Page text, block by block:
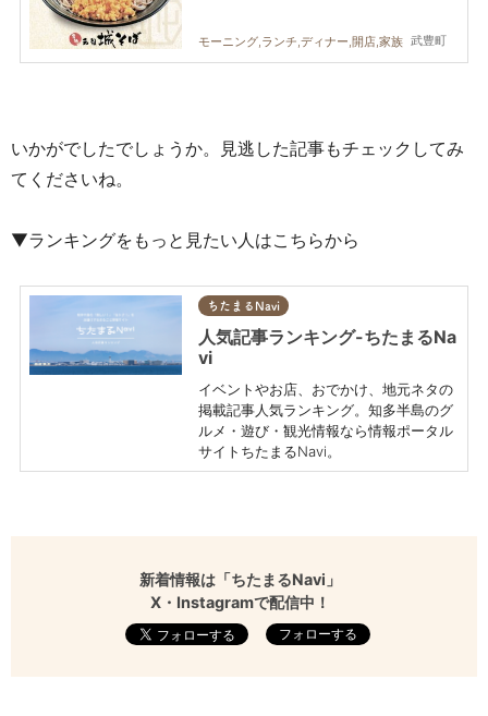
武豊町
モーニング,ランチ,ディナー,開店,家族
いかがでしたでしょうか。見逃した記事もチェックしてみ
てくださいね。
▼ランキングをもっと見たい人はこちらから
ちたまるNavi
人気記事ランキング-ちたまるNa
vi
イベントやお店、おでかけ、地元ネタの
掲載記事人気ランキング。知多半島のグ
ルメ・遊び・観光情報なら情報ポータル
サイトちたまるNavi。
新着情報は「ちたまるNavi」
X・Instagramで配信中！
フォローする